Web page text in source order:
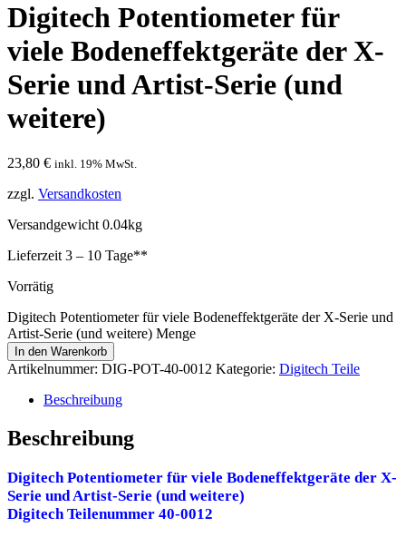
Digitech Potentiometer für
viele Bodeneffektgeräte der X-
Serie und Artist-Serie (und
weitere)
23,80 € inkl. 19% MwSt.
zzgl. Versandkosten
Versandgewicht 0.04kg
Lieferzeit 3 – 10 Tage**
Vorrätig
Digitech Potentiometer für viele Bodeneffektgeräte der X-Serie und
Artist-Serie (und weitere) Menge
In den Warenkorb
Artikelnummer: DIG-POT-40-0012 Kategorie: Digitech Teile
Beschreibung
Beschreibung
Digitech Potentiometer für viele Bodeneffektgeräte der X-
Serie und Artist-Serie (und weitere)
Digitech Teilenummer 40-0012